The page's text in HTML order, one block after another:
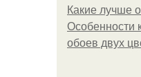
Какие лучше
Особенности
обоев двух